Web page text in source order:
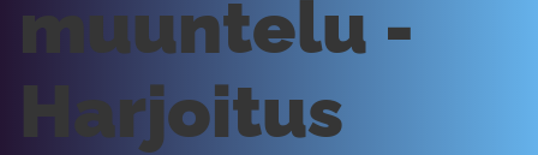
muuntelu -
Harjoitus